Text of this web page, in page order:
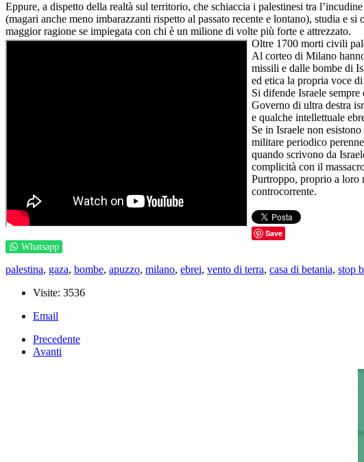
Eppure, a dispetto della realtà sul territorio, che schiaccia i palestinesi tra
(magari anche meno imbarazzanti rispetto al passato recente e lontano), studia e
maggior ragione se impiegata con chi è un milione di volte più forte e attrezzato.
Oltre 1700 morti civili
Al corteo di Milano
missili e dalle bombe di
ed etica la propria voce
Si difende Israele
Governo di ultra destra
e qualche intellettuale
Se in Israele non
militare periodico
quando scrivono da
complicità con il
Purtroppo, proprio a loro
controcorrente.
Save
Whatsapp
palestina, gaza, bombe, apuzzo, milano, ebrei, vento di terra, casa di betania, stop
Visite: 3536
Email
Precedente
Avanti